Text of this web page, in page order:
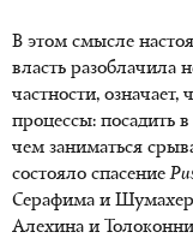
В этом смысле
власть разоблачила
частности,
процессы: посадить
чем заниматься
состояло спасение
Серафима и Шумахер
Алехина и